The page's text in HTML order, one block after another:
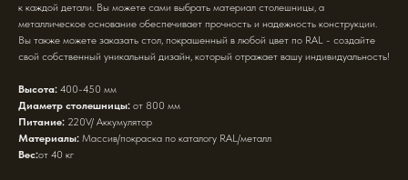
к каждой детали. Вы можете сами выбрать материал столешницы, а
металлическое основание обеспечивает прочность и надежность конструкции.
Вы также можете заказать стол, покрашенный в любой цвет по RAL - создайте
свой собственный уникальный дизайн, который отражает вашу индивидуальность!
Высота: 400-450 мм
Диаметр столешницы: от 800 мм
Питание: 220V/ Аккумулятор
Материалы: Массив/покраска по каталогу RAL/металл
Вес:от 40 кг